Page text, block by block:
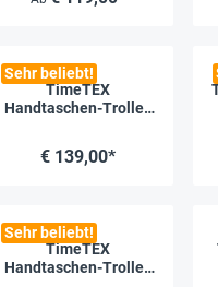
Sehr beliebt!
TimeTEX
Handtaschen-Trolley
€ 139,00*
Sehr beliebt!
TimeTEX
Handtaschen-Trolley